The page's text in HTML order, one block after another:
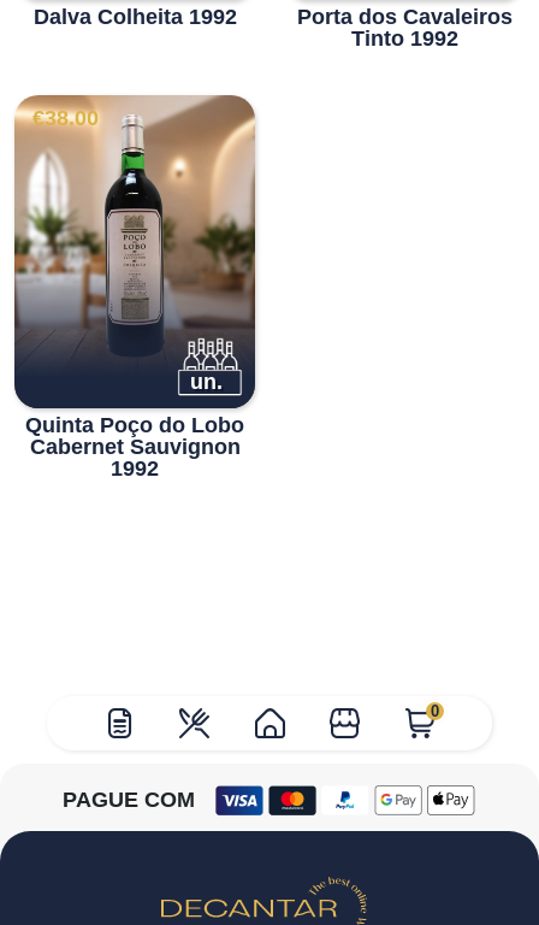
0
Dalva Colheita 1992
Porta dos Cavaleiros
Tinto 1992
€38.00
un.
Quinta Poço do Lobo
Cabernet Sauvignon
1992
PAGUE COM